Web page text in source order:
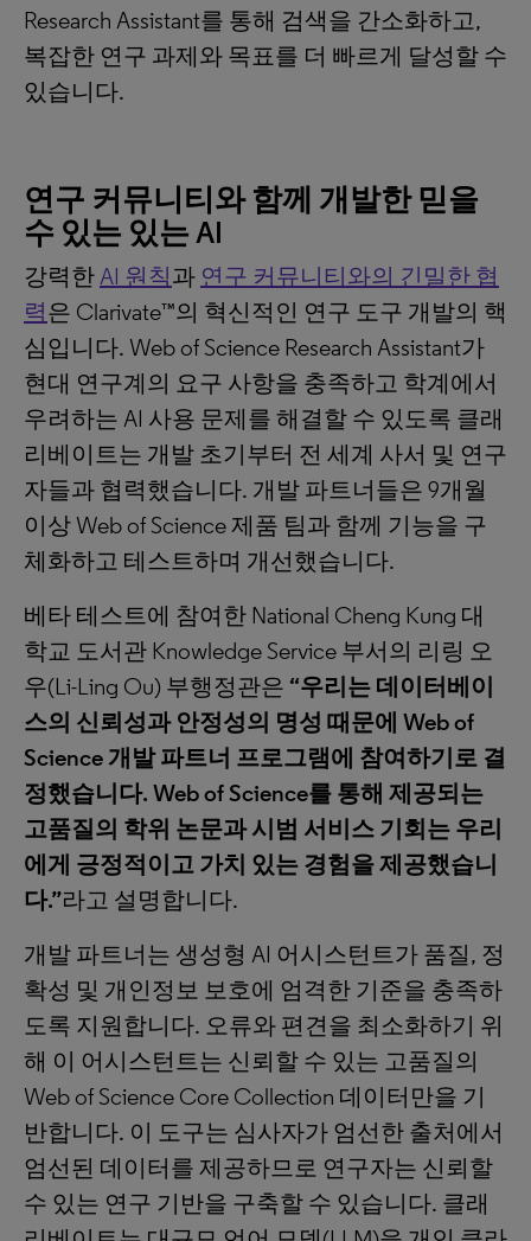
Research Assistant를 통해 검색을 간소화하고,
복잡한 연구 과제와 목표를 더 빠르게 달성할 수
있습니다.
연구 커뮤니티와 함께 개발한 믿을
수 있는 있는AI
강력한AI 원칙과 연구 커뮤니티와의 긴밀한 협
력은 Clarivate™의 혁신적인 연구 도구 개발의 핵
심입니다. Web of Science Research Assistant가
현대 연구계의 요구 사항을 충족하고 학계에서
우려하는 AI 사용 문제를 해결할 수 있도록 클래
리베이트는 개발 초기부터 전 세계 사서 및 연구
자들과 협력했습니다. 개발 파트너들은 9개월
이상 Web of Science 제품 팀과 함께 기능을 구
체화하고 테스트하며 개선했습니다.
베타 테스트에 참여한 National Cheng Kung 대
학교 도서관 Knowledge Service 부서의 리링 오
우(Li-Ling Ou) 부행정관은 “우리는 데이터베이
스의 신뢰성과 안정성의 명성 때문에 Web of
Science개발 파트너 프로그램에 참여하기로 결
정했습니다. Web of Science를 통해 제공되는
고품질의 학위 논문과 시범 서비스 기회는 우리
에게 긍정적이고 가치 있는 경험을제공했습니
다.”라고 설명합니다.
개발 파트너는 생성형 AI 어시스턴트가 품질, 정
확성 및 개인정보 보호에 엄격한 기준을 충족하
도록 지원합니다. 오류와 편견을 최소화하기 위
해 이 어시스턴트는 신뢰할 수 있는 고품질의
Web of Science Core Collection 데이터만을 기
반합니다. 이 도구는 심사자가 엄선한 출처에서
엄선된 데이터를 제공하므로 연구자는 신뢰할
수 있는 연구 기반을 구축할 수 있습니다. 클래